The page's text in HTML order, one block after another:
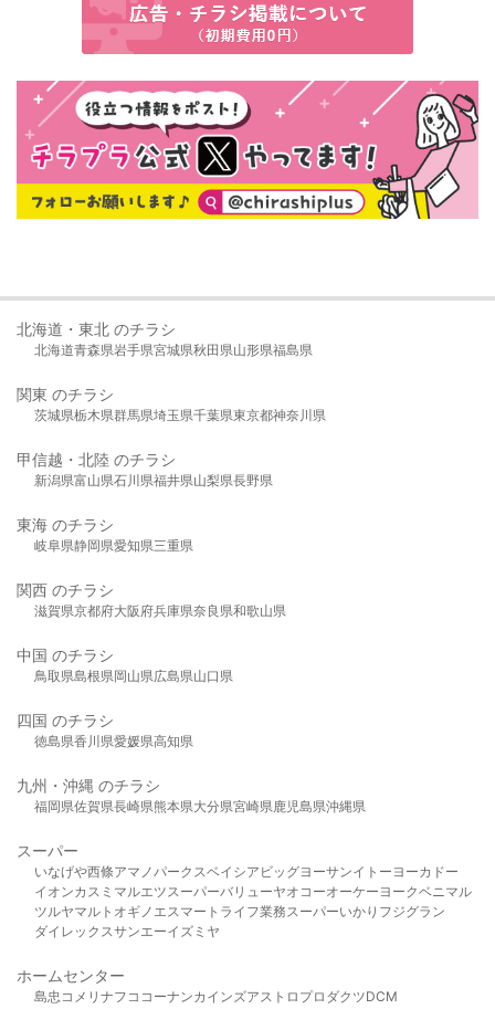
北海道・東北 のチラシ
北海道青森県岩手県宮城県秋田県山形県福島県
関東 のチラシ
茨城県栃木県群馬県埼玉県千葉県東京都神奈川県
甲信越・北陸 のチラシ
新潟県富山県石川県福井県山梨県長野県
東海 のチラシ
岐阜県静岡県愛知県三重県
関西 のチラシ
滋賀県京都府大阪府兵庫県奈良県和歌山県
中国 のチラシ
鳥取県島根県岡山県広島県山口県
四国 のチラシ
徳島県香川県愛媛県高知県
九州・沖縄 のチラシ
福岡県佐賀県長崎県熊本県大分県宮崎県鹿児島県沖縄県
スーパー
いなげや西條アマノパークスベイシア ビッグヨーサンイトーヨーカドー
イオンカスミ マルエツスーパーバリューヤオコーオーケー ヨークベニマル
ツルヤマルト オギノ エスマート ライフ業務スーパーいかり フジグラン
ダイレックスサンエーイズミヤ
ホームセンター
島忠 コメリ ナフコ コーナンカインズアストロプロダクツDCM